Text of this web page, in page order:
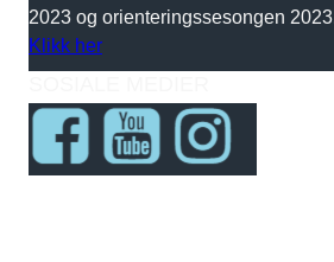
2023 og orienteringssesongen 2023.
Klikk her